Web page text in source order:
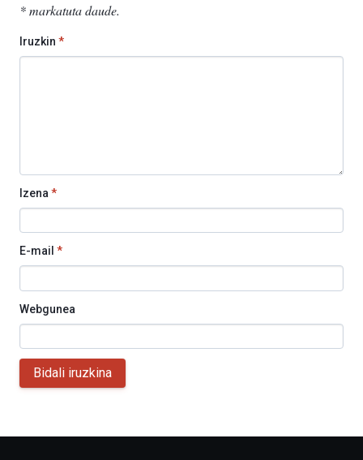
*markatuta daude.
Iruzkin *
Izena *
E-mail *
Webgunea
Bidali iruzkina